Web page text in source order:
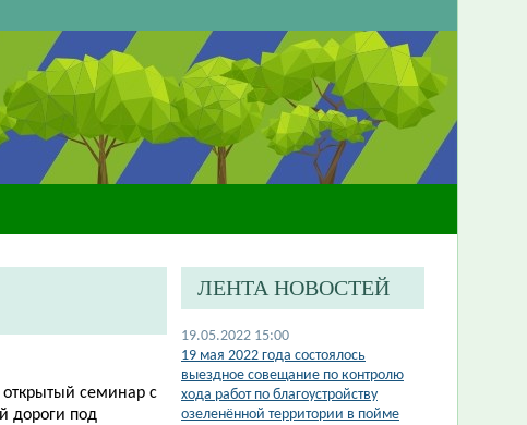
открытый семинар с
дороги под
ЛЕНТА НОВОСТЕЙ
19.05.2022 15:00
19 мая 2022 года состоялось
выездное совещание по контролю
хода работ по благоустройству
озеленённой территории в пойме